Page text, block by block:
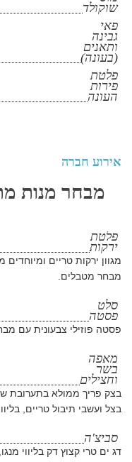
שוקולד
פאי
גבינה
ותאנים
(בעונה)
פלטת
פירות
העונה
אירוע חברה
מבחר מנות
פלטת
ירקות
מגוון ירקות טריים ומיוחדים
מבחר מטבלים.
סלט
פסטה
פסטה פוזילי צבעונית עם
מאפה
בשר
וחצילים
בצק פריך ממולא בתערובת
בצל ועשבי תיבול טריים,
סביצ'ה
דג ים טרי קצוץ דק בליווי